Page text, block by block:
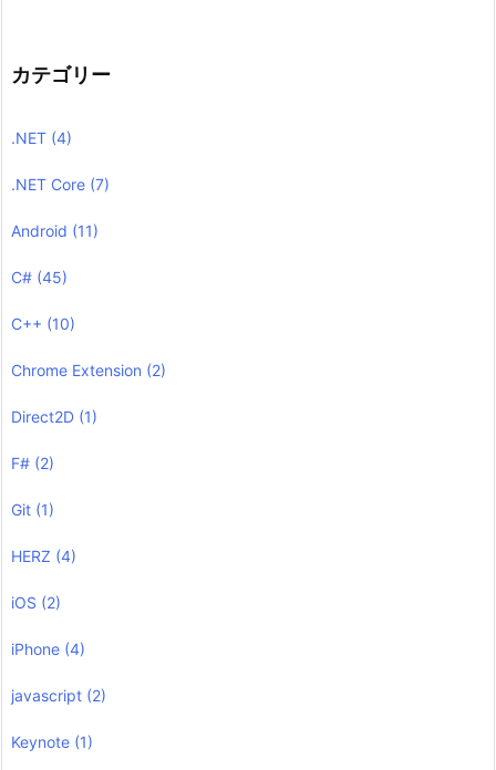
カテゴリー
.NET (4)
.NET Core (7)
Android (11)
C# (45)
C++ (10)
Chrome Extension (2)
Direct2D (1)
F# (2)
Git (1)
HERZ (4)
iOS (2)
iPhone (4)
javascript (2)
Keynote (1)